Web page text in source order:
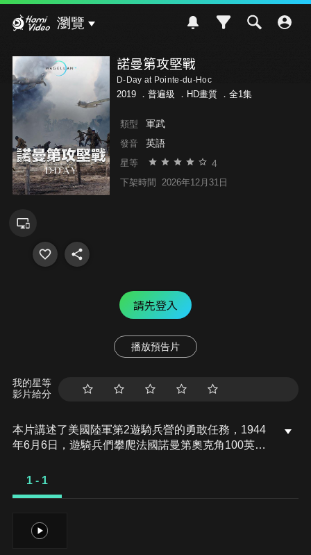
瀏覽
諾曼第攻堅戰
D-Day at Pointe-du-Hoc
2019 ． 普遍級 ．HD畫質 ．全1集
類型 軍武
發音 英語
星等 4
下架時間 2026年12月31日
請先登入
播放預告片
我的星等
影片給分
本片講述了美國陸軍第2遊騎兵營的勇敢任務，1944
年6月6日，遊騎兵們攀爬法國諾曼第奧克角100英尺
哈和猶他海灘之間，正好在盟軍進攻範圍內，如不除
然而這些勇敢的士兵克服了重重困難，在機槍火力下
戰鬥，還在接下來的兩天中，抵禦了德軍的反擊，保
1 - 1
1